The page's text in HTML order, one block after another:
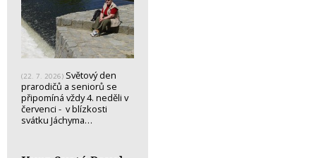
(22. 7. 2026) Světový den
prarodičů a seniorů se
připomíná vždy 4. neděli v
červenci - v blízkosti
svátku Jáchyma…